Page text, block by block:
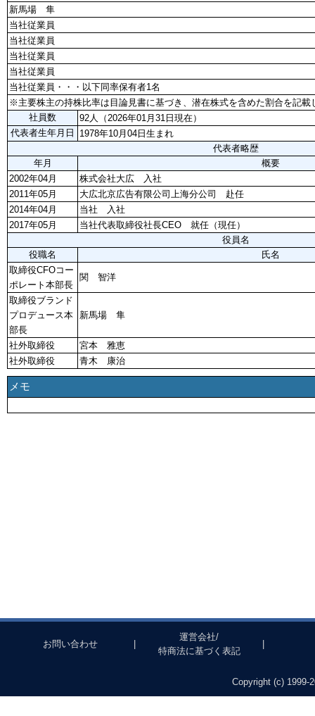
新馬場 隼
当社従業員
当社従業員
当社従業員
当社従業員
当社従業員・・・以下同率保有者1名
※主要株主の持株比率は目論見書に基づき、潜在株式を含めた割合を記載
社員数
92人（2026年01月31日現在）
代表者生年月日
1978年10月04日生まれ
代表者略歴
年月
概要
2002年04月
株式会社大広 入社
2011年05月
大広北京広告有限公司上海分公司 赴任
2014年04月
当社 入社
2017年05月
当社代表取締役社長CEO 就任（現任）
役員名
役職名
氏名
取締役CFOコー
ポレート本部長
関 智洋
取締役ブランド
プロデュース本
部長
新馬場 隼
社外取締役
宮本 雅恵
社外取締役
青木 康治
メモ
お問い合わせ
運営会社/
特商法に基づく表記
Copyright (c) 1999-